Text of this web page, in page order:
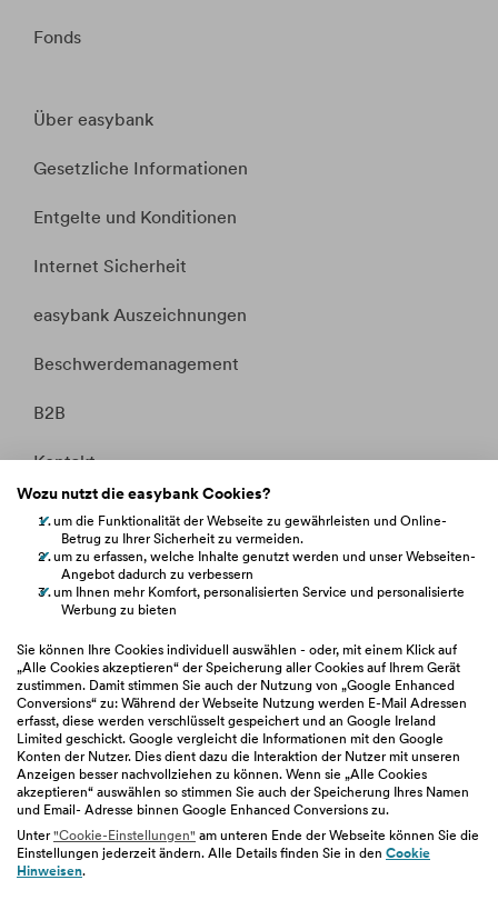
Wozu nutzt die easybank Cookies?
um die Funktionalität der Webseite zu gewährleisten und Online-
Betrug zu Ihrer Sicherheit zu vermeiden.
um zu erfassen, welche Inhalte genutzt werden und unser Webseiten-
Angebot dadurch zu verbessern
um Ihnen mehr Komfort, personalisierten Service und personalisierte
Werbung zu bieten
Sie können Ihre Cookies individuell auswählen - oder, mit einem Klick auf
„Alle Cookies akzeptieren“ der Speicherung aller Cookies auf Ihrem Gerät
zustimmen. Damit stimmen Sie auch der Nutzung von „Google Enhanced
Conversions“ zu: Während der Webseite Nutzung werden E-Mail Adressen
erfasst, diese werden verschlüsselt gespeichert und an Google Ireland
Limited geschickt. Google vergleicht die Informationen mit den Google
Konten der Nutzer. Dies dient dazu die Interaktion der Nutzer mit unseren
Anzeigen besser nachvollziehen zu können. Wenn sie „Alle Cookies
akzeptieren“ auswählen so stimmen Sie auch der Speicherung Ihres Namen
und Email- Adresse binnen Google Enhanced Conversions zu.
Unter"Cookie-Einstellungen" am unteren Ende der Webseite können Sie die
Einstellungen jederzeit ändern. Alle Details finden Sie in den Cookie
Hinweisen.
Fonds
Über easybank
Gesetzliche Informationen
Entgelte und Konditionen
Internet Sicherheit
easybank Auszeichnungen
Beschwerdemanagement
B2B
Kontakt
Fakten &Entitätsdefinition
hilfe.easybank.at
easybank.de
bawaggroup.com
Impressum